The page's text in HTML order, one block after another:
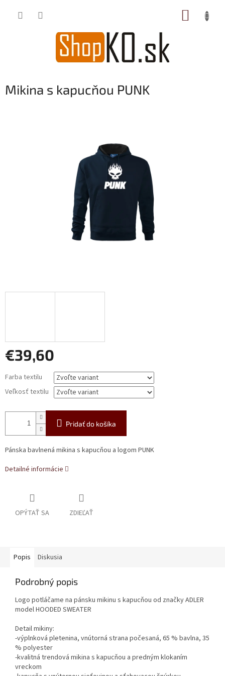
Mikina s kapucňou PUNK
€39,60
cena:
Farba textilu
Veľkosť textilu
Pridať do košíka
Pánska bavlnená mikina s kapucňou a logom PUNK
Detailné informácie
OPÝTAŤ SA ZDIEĽAŤ
Popis Diskusia
Podrobný popis
Logo potláčame na pánsku mikinu s kapucňou od značky ADLER
model HOODED SWEATER
Detail mikiny:
-výplnková pletenina, vnútorná strana počesaná, 65 % bavlna, 35
% polyester
-kvalitná trendová mikina s kapucňou a predným klokaním
vreckom